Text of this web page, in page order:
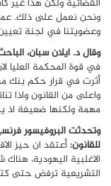
القضائية ولكن هذا غير
ونحن نعمل على ذلك.
وعضويتنا في لجنة
وقال د. ايلان سبان،
في قوة المحكمة العليا
أثرت في قرار حكم بنك
واعلى من القانون واذا
مهمة ولكنها ضعيفة اذ
وتحدثت البروفيسور
للقانون:أعتقد ان حيز
الاغلبية اليهودية،
التشريعية ترفض حتى